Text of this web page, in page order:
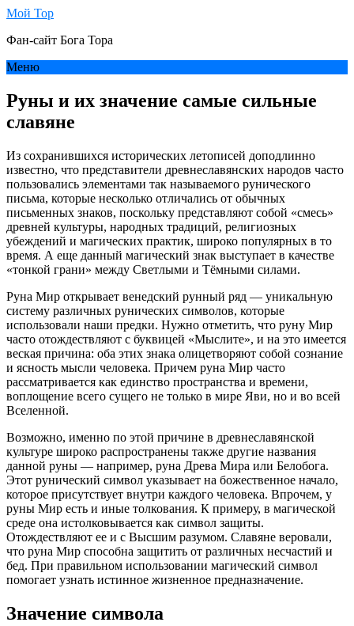
Мой Тор
Фан-сайт Бога Тора
Меню
Руны и их значение самые сильные
славяне
Из сохранившихся исторических летописей доподлинно
известно, что представители древнеславянских народов часто
пользовались элементами так называемого рунического
письма, которые несколько отличались от обычных
письменных знаков, поскольку представляют собой «смесь»
древней культуры, народных традиций, религиозных
убеждений и магических практик, широко популярных в то
время. А еще данный магический знак выступает в качестве
«тонкой грани» между Светлыми и Тёмными силами.
Руна Мир открывает венедский рунный ряд — уникальную
систему различных рунических символов, которые
использовали наши предки. Нужно отметить, что руну Мир
часто отождествляют с буквицей «Мыслите», и на это имеется
веская причина: оба этих знака олицетворяют собой сознание
и ясность мысли человека. Причем руна Мир часто
рассматривается как единство пространства и времени,
воплощение всего сущего не только в мире Яви, но и во всей
Вселенной.
Возможно, именно по этой причине в древнеславянской
культуре широко распространены также другие названия
данной руны — например, руна Древа Мира или Белобога.
Этот рунический символ указывает на божественное начало,
которое присутствует внутри каждого человека. Впрочем, у
руны Мир есть и иные толкования. К примеру, в магической
среде она истолковывается как символ защиты.
Отождествляют ее и с Высшим разумом. Славяне веровали,
что руна Мир способна защитить от различных несчастий и
бед. При правильном использовании магический символ
помогает узнать истинное жизненное предназначение.
Значение символа